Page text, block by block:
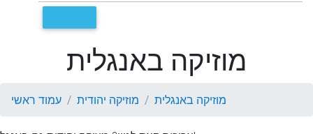
מוזיקה באנגלית
עמוד ראשי מוזיקה יהודית מוזיקה באנגלית